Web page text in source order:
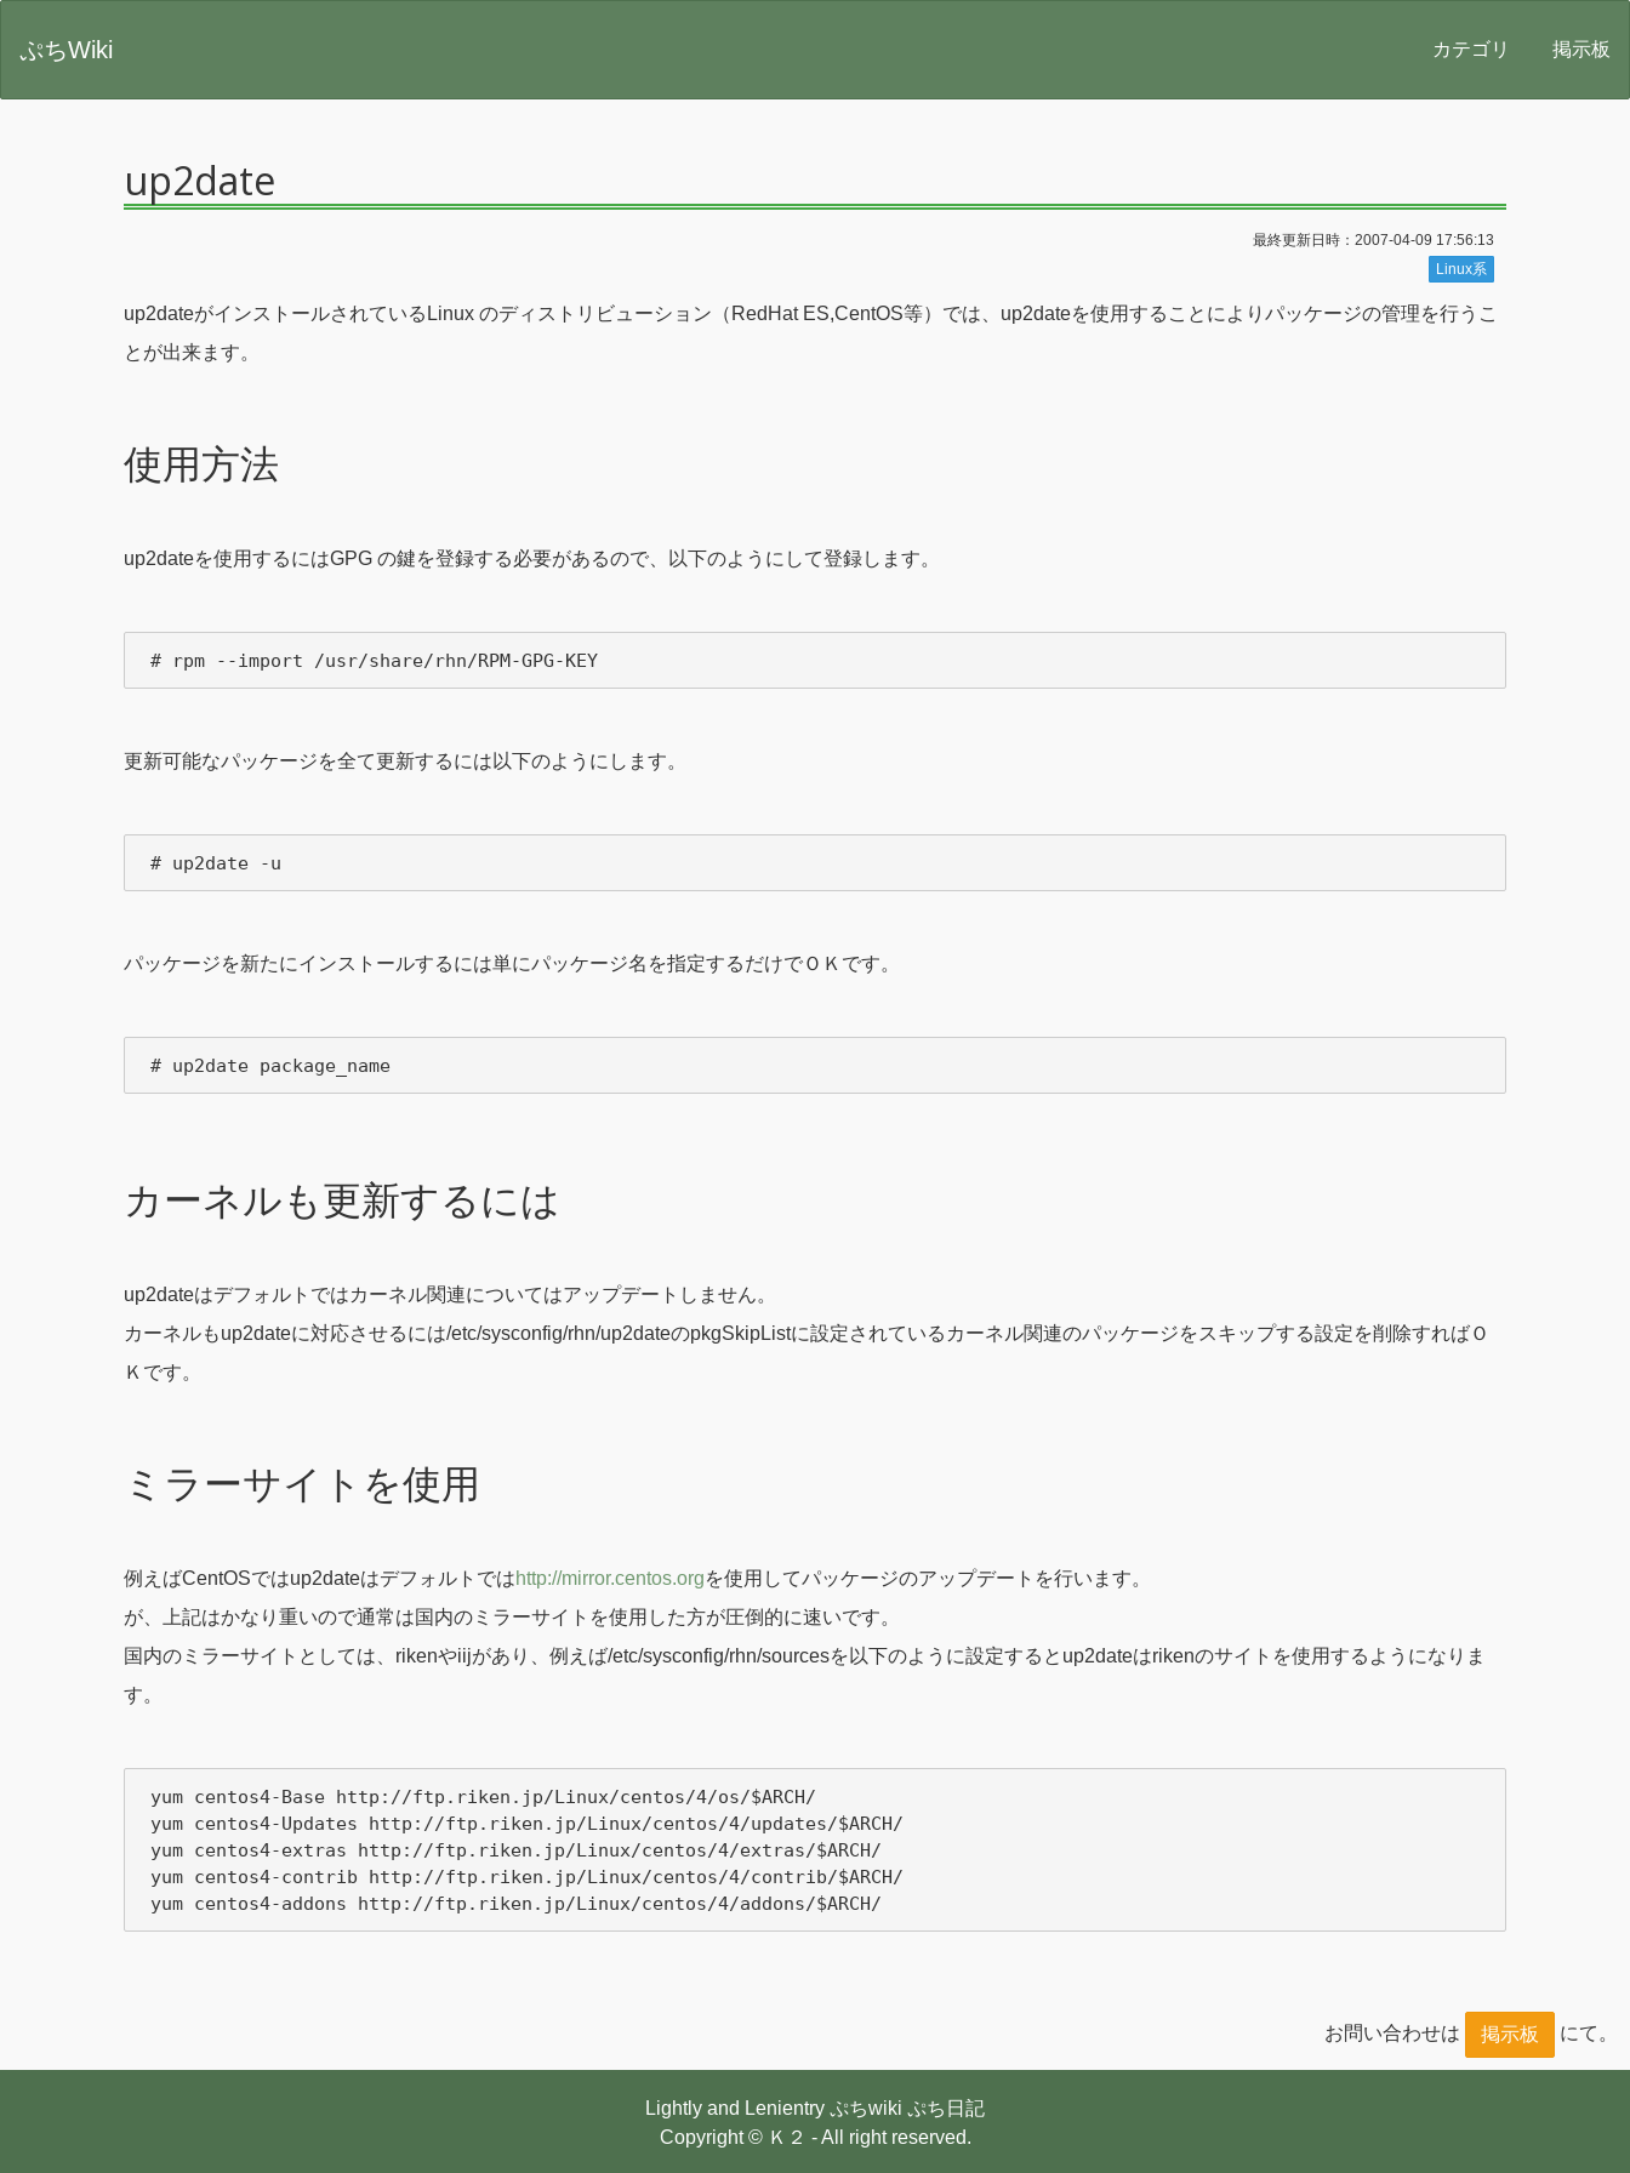
ぷちWiki カテゴリ 掲示板
up2date
最終更新日時：2007-04-09 17:56:13
Linux系
up2dateがインストールされているLinux のディストリビューション（RedHat ES,CentOS等）では、up2dateを使用することによりパッケージの管理を行うこ
とが出来ます。
使用方法
up2dateを使用するにはGPG の鍵を登録する必要があるので、以下のようにして登録します。
# rpm --import /usr/share/rhn/RPM-GPG-KEY
更新可能なパッケージを全て更新するには以下のようにします。
パッケージを新たにインストールするには単にパッケージ名を指定するだけでＯＫです。
# up2date package_name
カーネルも更新するには
up2dateはデフォルトではカーネル関連についてはアップデートしません。
カーネルもup2dateに対応させるには/etc/sysconfig/rhn/up2dateのpkgSkipListに設定されているカーネル関連のパッケージをスキップする設定を削除すればＯ
Ｋです。
ミラーサイトを使用
例えばCentOSではup2dateはデフォルトではhttp://mirror.centos.orgを使用してパッケージのアップデートを行います。
が、上記はかなり重いので通常は国内のミラーサイトを使用した方が圧倒的に速いです。
国内のミラーサイトとしては、rikenやiijがあり、例えば/etc/sysconfig/rhn/sourcesを以下のように設定するとup2dateはrikenのサイトを使用するようになりま
す。
yum centos4-Base http://ftp.riken.jp/Linux/centos/4/os/$ARCH/
yum centos4-Updates http://ftp.riken.jp/Linux/centos/4/updates/$ARCH/
yum centos4-extras http://ftp.riken.jp/Linux/centos/4/extras/$ARCH/
yum centos4-contrib http://ftp.riken.jp/Linux/centos/4/contrib/$ARCH/
お問い合わせは 掲示板 にて。
Lightly and Lenientry ぷちwiki ぷち日記
Copyright © Ｋ２ - All right reserved.